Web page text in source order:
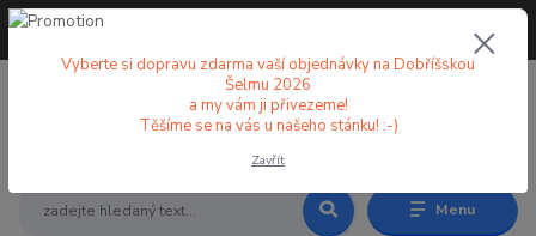
Menu
+420 773 998 582
Vyberte si dopravu zdarma vaší objednávky na Dobříšskou
Šelmu 2026
a my vám ji přivezeme!
Těšíme se na vás u našeho stánku! :-)
Zavřít